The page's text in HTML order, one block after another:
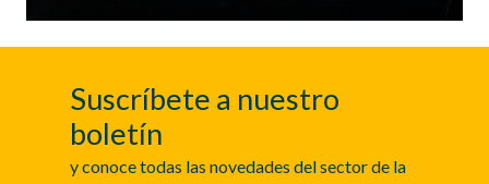
Suscríbete a nuestro
boletín
y conoce todas las novedades del sector de la